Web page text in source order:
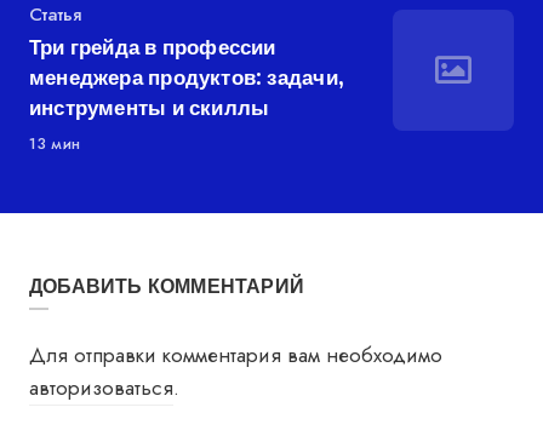
Категория
Статья
Три грейда в профессии
менеджера продуктов: задачи,
инструменты и скиллы
13 мин
ДОБАВИТЬ КОММЕНТАРИЙ
Для отправки комментария вам необходимо
авторизоваться.